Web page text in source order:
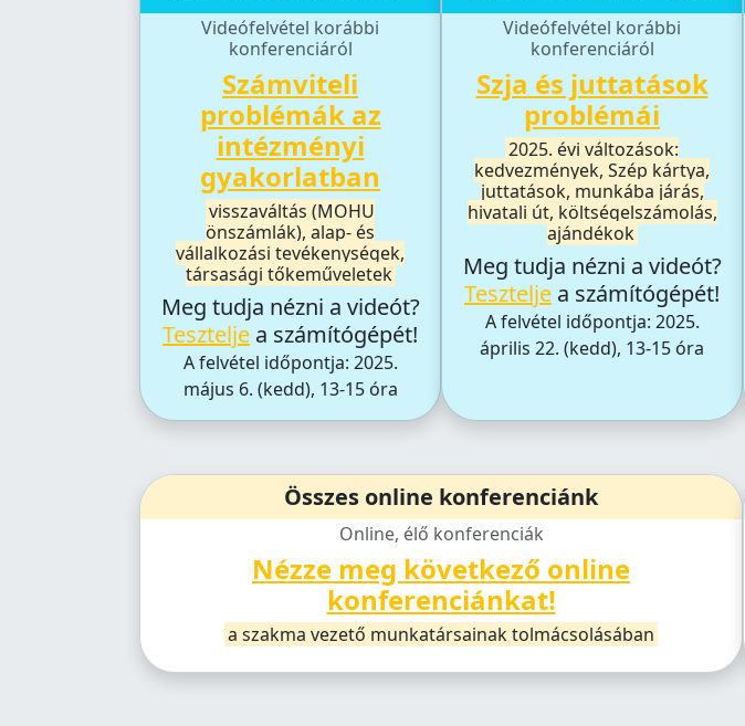
Videófelvétel korábbi
konferenciáról
Számviteli
problémák az
intézményi
gyakorlatban
visszaváltás (MOHU
önszámlák), alap- és
vállalkozási tevékenységek,
társasági tőkeműveletek
Meg tudja nézni a videót?
Tesztelje a számítógépét!
A felvétel időpontja: 2025.
május 6. (kedd), 13-15 óra
Videófelvétel korábbi
konferenciáról
Szja és juttatások
problémái
2025. évi változások:
kedvezmények, Szép kártya,
juttatások, munkába járás,
hivatali út, költségelszámolás,
ajándékok
Meg tudja nézni a videót?
Tesztelje a számítógépét!
A felvétel időpontja: 2025.
április 22. (kedd), 13-15 óra
Összes online konferenciánk
Online, élő konferenciák
Nézze meg következő online
konferenciánkat!
a szakma vezető munkatársainak tolmácsolásában